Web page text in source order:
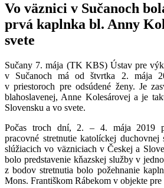
Vo väznici v Sučanoch
prvá kaplnka bl. Anny
svete
Sučany 7. mája (TK KBS) Ústav pre
v Sučanoch má od štvrtka 2. mája
v priestoroch pre odsúdené ženy. Je
blahoslavenej, Anne Kolesárovej a je
Slovensku a vo svete.
Počas troch dní, 2. – 4. mája 2019
pracovné stretnutie katolíckej
slúžiacich vo väzniciach v Českej a
bolo predstavenie kňazskej služby v
z bodov stretnutia bolo požehnanie
Mons. Františkom Rábekom v objekte pre